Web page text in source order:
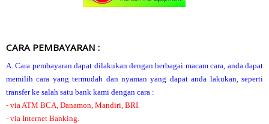
CARA PEMBAYARAN :
A. Cara pembayaran dapat dilakukan dengan berbagai macam cara, anda dapat
memilih cara yang termudah dan nyaman yang dapat anda lakukan, seperti
transfer ke salah satu bank kami dengan cara :
- via ATM BCA, Danamon, Mandiri, BRI.
- via Internet Banking.